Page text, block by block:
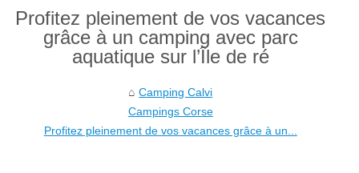
Profitez pleinement de vos vacances
grâce à un camping avec parc
aquatique sur l’Île de ré
Camping Calvi
Campings Corse
Profitez pleinement de vos vacances grâce à un...